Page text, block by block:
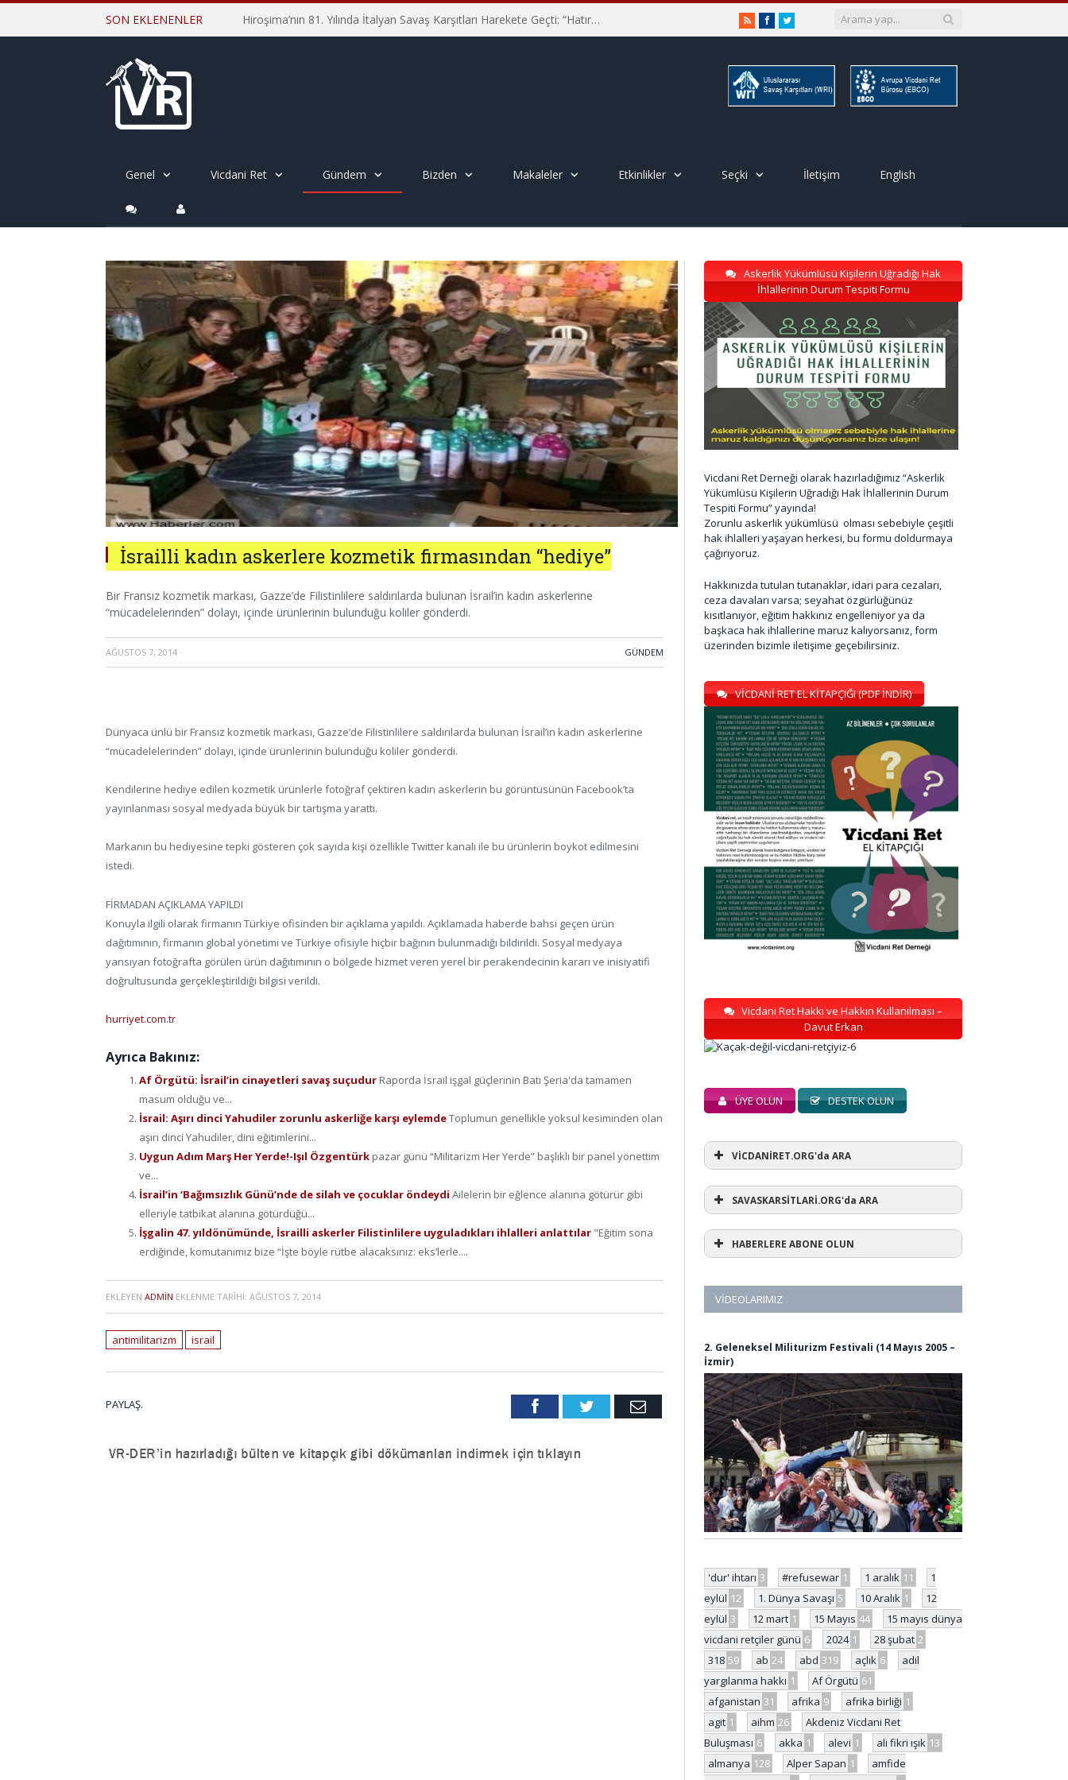
SON EKLENENLER Hiroşima’nın 81. Yılında İtalyan Savaş Karşıtları Harekete Geçti: “Hatırlamak yeterli değil” RSSFacebookTwitter
Genel Vicdani Ret Gündem Bizden Makaleler Etkinlikler Seçki İletişim English
İsrailli kadın askerlere kozmetik firmasından “hediye”
Bir Fransız kozmetik markası, Gazze’de Filistinlilere saldırılarda bulunan İsrail’in kadın askerlerine
“mücadelelerinden” dolayı, içinde ürünlerinin bulunduğu koliler gönderdi.
AĞUSTOS 7, 2014 · GÜNDEM
Dünyaca ünlü bir Fransız kozmetik markası, Gazze’de Filistinlilere saldırılarda bulunan İsrail’in kadın askerlerine
“mücadelelerinden” dolayı, içinde ürünlerinin bulunduğu koliler gönderdi.
Kendilerine hediye edilen kozmetik ürünlerle fotoğraf çektiren kadın askerlerin bu görüntüsünün Facebook’ta
yayınlanması sosyal medyada büyük bir tartışma yarattı.
Markanın bu hediyesine tepki gösteren çok sayıda kişi özellikle Twitter kanalı ile bu ürünlerin boykot edilmesini
istedi.
FİRMADAN AÇIKLAMA YAPILDI
Konuyla ilgili olarak firmanın Türkiye ofisinden bir açıklama yapıldı. Açıklamada haberde bahsi geçen ürün
dağıtımının, firmanın global yönetimi ve Türkiye ofisiyle hiçbir bağının bulunmadığı bildirildi. Sosyal medyaya
yansıyan fotoğrafta görülen ürün dağıtımının o bölgede hizmet veren yerel bir perakendecinin kararı ve inisiyatifi
doğrultusunda gerçekleştirildiği bilgisi verildi.
hurriyet.com.tr
Ayrıca Bakınız:
Af Örgütü: İsrail’in cinayetleri savaş suçudur Raporda İsrail işgal güçlerinin Batı Şeria'da tamamen
masum olduğu ve...
İsrail: Aşırı dinci Yahudiler zorunlu askerliğe karşı eylemdeToplumun genellikle yoksul kesiminden olan
aşırı dinci Yahudiler, dini eğitimlerini...
Uygun Adım Marş Her Yerde!-Işıl Özgentürk pazar günü “Militarizm Her Yerde” başlıklı bir panel yönettim
ve...
İsrail’in ‘Bağımsızlık Günü’nde de silah ve çocuklar öndeydi Ailelerin bir eğlence alanına götürür gibi
elleriyle tatbikat alanına götürdüğü...
İşgalin 47. yıldönümünde, İsrailli askerler Filistinlilere uyguladıkları ihlalleri anlattılar "Eğitim sona
erdiğinde, komutanımız bize “İşte böyle rütbe alacaksınız: eks’lerle....
EKLEYEN ADMIN EKLENME TARIHI: AĞUSTOS 7, 2014
antimilitarizm israil
PAYLAŞ. FacebookTwitter Email
Askerlik Yükümlüsü Kişilerin Uğradığı Hak
İhlallerinin Durum Tespiti Formu
Vicdani Ret Derneği olarak hazırladığımız “Askerlik
Yükümlüsü Kişilerin Uğradığı Hak İhlallerinin Durum
Tespiti Formu” yayında!
Zorunlu askerlik yükümlüsü olması sebebiyle çeşitli
hak ihlalleri yaşayan herkesi, bu formu doldurmaya
çağırıyoruz.
Hakkınızda tutulan tutanaklar, idari para cezaları,
ceza davaları varsa; seyahat özgürlüğünüz
kısıtlanıyor, eğitim hakkınız engelleniyor ya da
başkaca hak ihlallerine maruz kalıyorsanız, form
üzerinden bizimle iletişime geçebilirsiniz.
VİCDANİ RET EL KİTAPÇIĞI (PDF İNDİR)
Vicdani Ret Hakkı ve Hakkın Kullanılması –
Davut Erkan
ÜYE OLUN DESTEK OLUN
VİCDANİRET.ORG'da ARA
SAVASKARSİTLARİ.ORG'da ARA
HABERLERE ABONE OLUN
VIDEOLARIMIZ
2. Geleneksel Militurizm Festivali (14 Mayıs 2005 –
İzmir)
'dur' ihtarı 3 #refusewar 1 1 aralık 11
1
eylül 12 1. Dünya Savaşı 5 10 Aralık 1
12
eylül 3 12 mart 1 15 Mayıs 44
15 mayıs dünya
vicdani retçiler günü 6 2024 1 28 şubat 2
318 59 ab 24 abd 319 açlık 6
adil
yargılanma hakkı 1 Af Örgütü 61
afganistan 31 afrika 9 afrika birliği 1
agit 1 aihm 26
Akdeniz Vicdani Ret
Buluşması 6 akka 1 alevi 1 ali fikri ışık 13
almanya 128 Alper Sapan 1
amfide